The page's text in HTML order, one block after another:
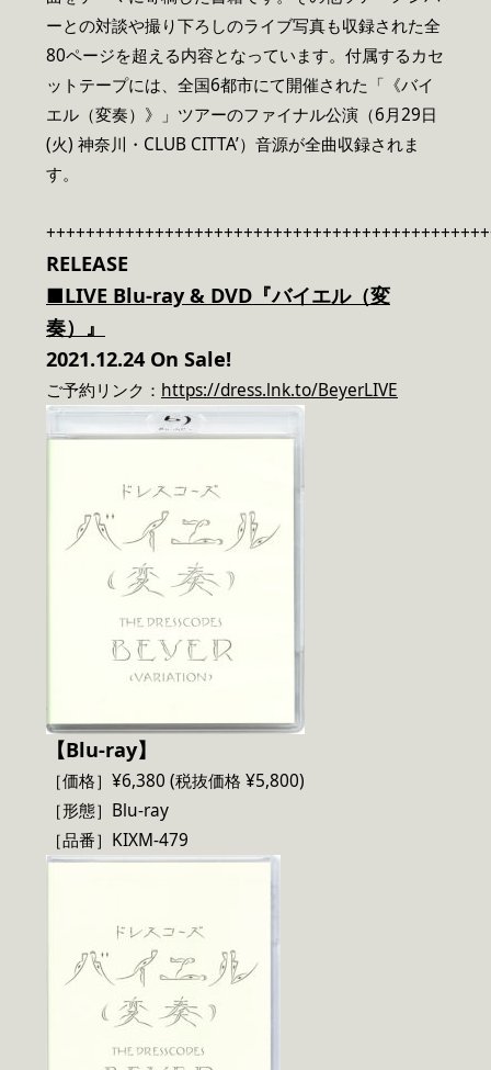
ーとの対談や撮り下ろしのライブ写真も収録された全
80ページを超える内容となっています。付属するカセ
ットテープには、全国6都市にて開催された「《バイ
エル（変奏）》」ツアーのファイナル公演（6月29日
(火) 神奈川・CLUB CITTA’）音源が全曲収録されま
す。
RELEASE
■LIVE Blu-ray & DVD 『バイエル（変
奏）』
2021.12.24 On Sale!
ご予約リンク： https://dress.lnk.to/BeyerLIVE
【Blu-ray】
［価格］¥6,380 (税抜価格 ¥5,800)
［形態］Blu-ray
［品番］KIXM-479